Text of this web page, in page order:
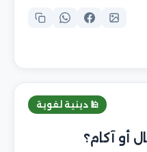
🕌 دينية لغوية
أو آكام؟